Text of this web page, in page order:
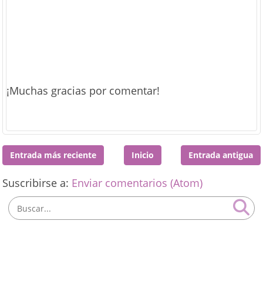
¡Muchas gracias por comentar!
Entrada más reciente Entrada antigua
Inicio
Suscribirse a: Enviar comentarios (Atom)